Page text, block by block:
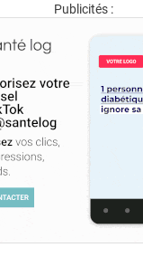
Publicités :